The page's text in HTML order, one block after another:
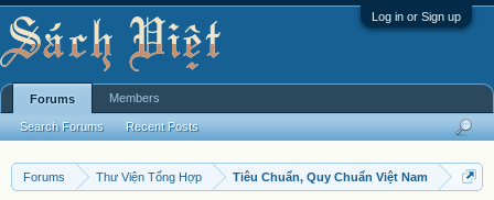
Log in or Sign up
Forums Thư Viện Tổng Hợp Tiêu Chuẩn, Quy Chuẩn Việt Nam
Forums
Search Forums Recent Posts
Members